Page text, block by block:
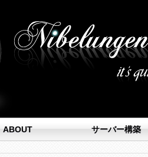
ABOUT サーバー構築